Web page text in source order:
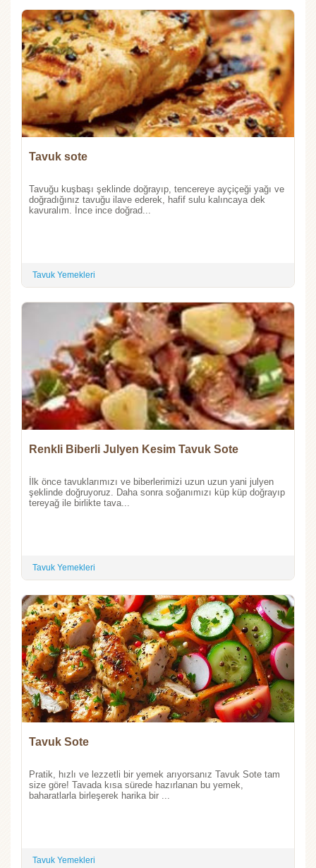
Tavuk sote
Tavuğu kuşbaşı şeklinde doğrayıp, tencereye ayçiçeği yağı ve
doğradığınız tavuğu ilave ederek, hafif sulu kalıncaya dek
kavuralım. İnce ince doğrad...
Tavuk Yemekleri
Renkli Biberli Julyen Kesim Tavuk Sote
İlk önce tavuklarımızı ve biberlerimizi uzun uzun yani julyen
şeklinde doğruyoruz. Daha sonra soğanımızı küp küp doğrayıp
tereyağ ile birlikte tava...
Tavuk Yemekleri
Tavuk Sote
Pratik, hızlı ve lezzetli bir yemek arıyorsanız Tavuk Sote tam
size göre! Tavada kısa sürede hazırlanan bu yemek,
baharatlarla birleşerek harika bir ...
Tavuk Yemekleri